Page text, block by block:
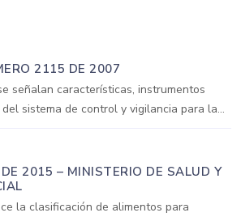
2115 DE 2007
señalan características, instrumentos
sistema de control y vigilancia para la...
2015 – MINISTERIO DE SALUD Y
la clasificación de alimentos para